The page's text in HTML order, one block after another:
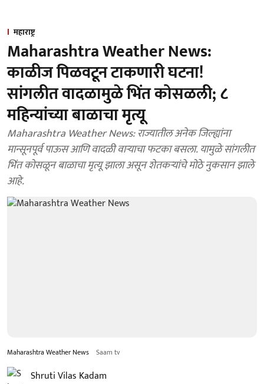
महाराष्ट्र
Maharashtra Weather News:
काळीज पिळवटून टाकणारी घटना!
सांगलीत वादळामुळे भिंत कोसळली; ८
महिन्यांच्या बाळाचा मृत्यू
Maharashtra Weather News: राज्यातील अनेक जिल्ह्यांना
मान्सूनपूर्व पाऊस आणि वादळी वाऱ्याचा फटका बसला. यामुळे सांगलीत
भिंत कोसळून बाळाचा मृत्यू झाला असून शेतकऱ्यांचे मोठे नुकसान झाले
आहे.
Maharashtra Weather News Saam tv
Shruti Vilas Kadam